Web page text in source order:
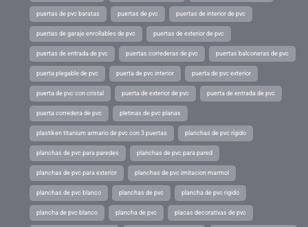
puertas de pvc baratas puertas de pvc puertas de interior de pvc
puertas de garaje enrollables de pvc puertas de exterior de pvc
puertas de entrada de pvc puertas correderas de pvc puertas balconeras de pvc
puerta plegable de pvc puerta de pvc interior puerta de pvc exterior
puerta de pvc con cristal puerta de exterior de pvc puerta de entrada de pvc
puerta corredera de pvc pletinas de pvc planas
plastiken titanium armario de pvc con 3 puertas planchas de pvc rígido
planchas de pvc para paredes planchas de pvc para pared
planchas de pvc para exterior planchas de pvc imitacion marmol
planchas de pvc blanco planchas de pvc plancha de pvc rigido
plancha de pvc blanco plancha de pvc placas decorativas de pvc